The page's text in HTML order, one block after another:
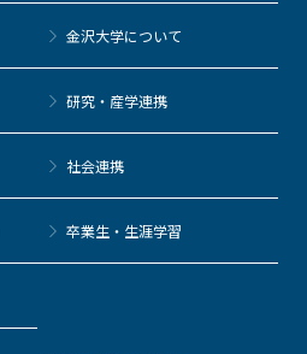
金沢大学について
研究・産学連携
社会連携
卒業生・生涯学習